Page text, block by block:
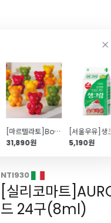
[마르텔라토]Bobo 곰돌이 초콜릿 몰드(BPA FREE)
31,890원
5,190원
NTI930
[실리코마트
드 24구(8ml)